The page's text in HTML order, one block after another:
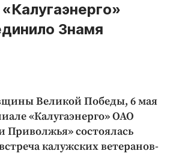
и ЖКХ
Знамя
Великой Победы, 6 мая
«Калугаэнерго» ОАО
состоялась
калужских ветеранов-